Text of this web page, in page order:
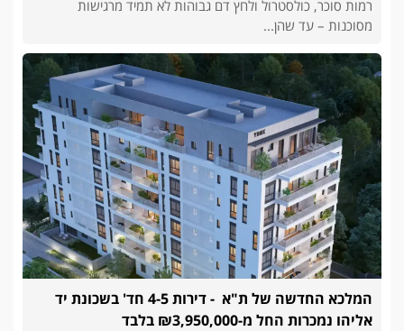
רמות סוכר, כולסטרול ולחץ דם גבוהות לא תמיד מרגישות
מסוכנות – עד שהן...
המלכא החדשה של ת"א - דירות 4-5 חד' בשכונת יד
אליהו נמכרות החל מ-₪3,950,000 בלבד